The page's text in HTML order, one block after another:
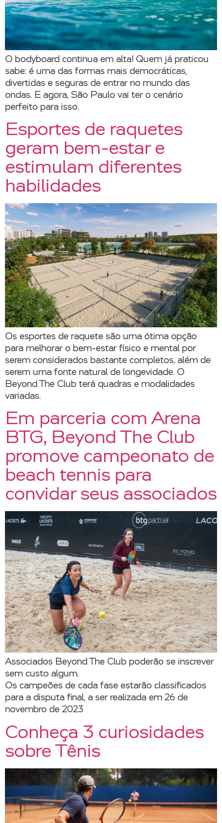
O bodyboard continua em alta! Quem já praticou
sabe: é uma das formas mais democráticas,
divertidas e seguras de entrar no mundo das
ondas. E agora, São Paulo vai ter o cenário
perfeito para isso.
Esportes de raquetes
geram bem-estar e
estimulam diferentes
habilidades
Os esportes de raquete são uma ótima opção
para melhorar o bem-estar físico e mental por
serem considerados bastante completos, além de
serem uma fonte natural de longevidade. O
Beyond The Club terá quadras e modalidades
variadas.
Em parceria com Arena
BTG, Beyond The Club
promove campeonato de
beach tennis para
convidar seus associados
Associados Beyond The Club poderão se inscrever
sem custo algum.
Os campeões de cada fase estarão classificados
para a disputa final, a ser realizada em 26 de
novembro de 2023
Conheça 3 curiosidades
sobre Tênis